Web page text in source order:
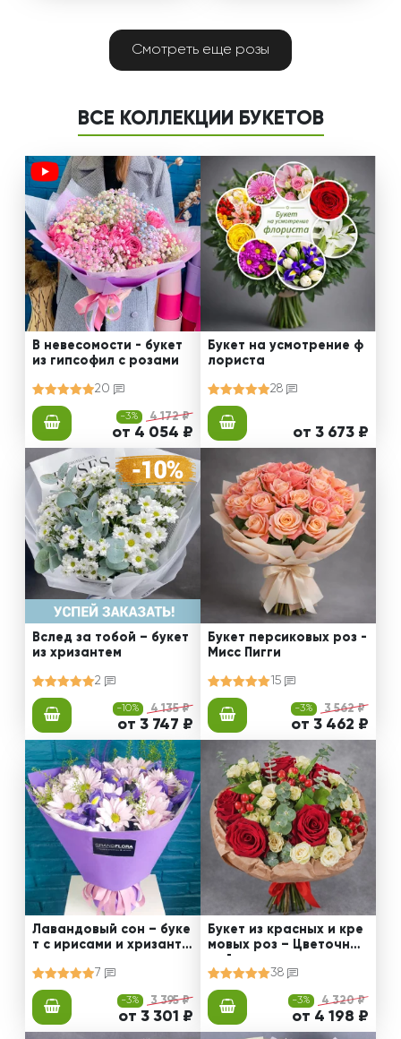
Смотреть еще розы
ВСЕ КОЛЛЕКЦИИ БУКЕТОВ
В невесомости - букет
из гипсофил с розами
20
-3% 4 172 ₽
от 4 054 ₽
Букет на усмотрение ф
лориста
28
от 3 673 ₽
Вслед за тобой – букет
из хризантем
2
-10% 4 135 ₽
от 3 747 ₽
Букет персиковых роз -
Мисс Пигги
15
-3% 3 562 ₽
от 3 462 ₽
Лавандовый сон – буке
т с ирисами и хризанте
7
-3% 3 395 ₽
от 3 301 ₽
Букет из красных и кре
мовых роз – Цветочный
38
-3% 4 320 ₽
от 4 198 ₽